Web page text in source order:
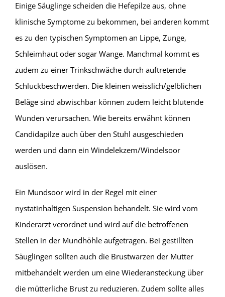
Einige Säuglinge scheiden die Hefepilze aus, ohne
klinische Symptome zu bekommen, bei anderen kommt
es zu den typischen Symptomen an Lippe, Zunge,
Schleimhaut oder sogar Wange. Manchmal kommt es
zudem zu einer Trinkschwäche durch auftretende
Schluckbeschwerden. Die kleinen weisslich/gelblichen
Beläge sind abwischbar können zudem leicht blutende
Wunden verursachen. Wie bereits erwähnt können
Candidapilze auch über den Stuhl ausgeschieden
werden und dann ein Windelekzem/Windelsoor
auslösen.
Ein Mundsoor wird in der Regel mit einer
nystatinhaltigen Suspension behandelt. Sie wird vom
Kinderarzt verordnet und wird auf die betroffenen
Stellen in der Mundhöhle aufgetragen. Bei gestillten
Säuglingen sollten auch die Brustwarzen der Mutter
mitbehandelt werden um eine Wiederansteckung über
die mütterliche Brust zu reduzieren. Zudem sollte alles